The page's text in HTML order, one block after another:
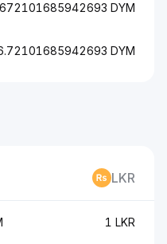
LKR
1 LKR
DYM
DYM